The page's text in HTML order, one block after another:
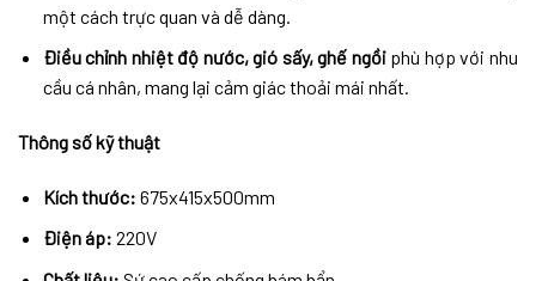
một cách trực quan và dễ dàng.
Điều chỉnh nhiệt độ nước, gió sấy, ghế ngồiphù hợp với nhu
cầu cá nhân, mang lại cảm giác thoải mái nhất.
Thông số kỹ thuật
Kích thước: 675x415x500mm
Điện áp: 220V